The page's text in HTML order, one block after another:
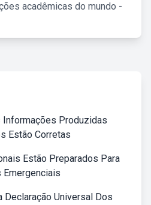
acadêmicas do mundo -
Informações Produzidas
Estão Corretas
Estão Preparados Para
Emergenciais
Declaração Universal Dos